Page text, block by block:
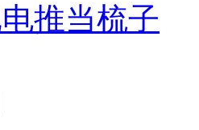
推当梳子